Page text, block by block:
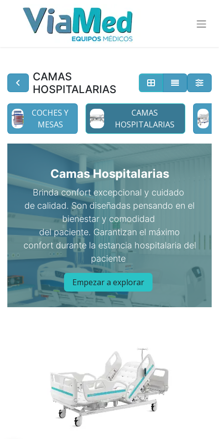
CAMAS
HOSPITALARIAS
COCHES Y
MESAS
CAMAS
HOSPITALARIAS
Camas Hospitalarias
Brinda confort excepcional y cuidado
de calidad. Son diseñadas pensando en el
bienestar y comodidad
del paciente. Garantizan el máximo
confort durante la estancia hospitalaria del
paciente
Empezar a explorar